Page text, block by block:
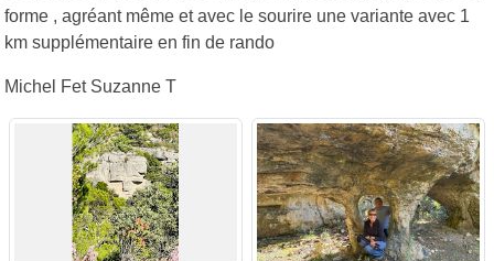
forme , agréant même et avec le sourire une variante avec 1
km supplémentaire en fin de rando
Michel Fet Suzanne T